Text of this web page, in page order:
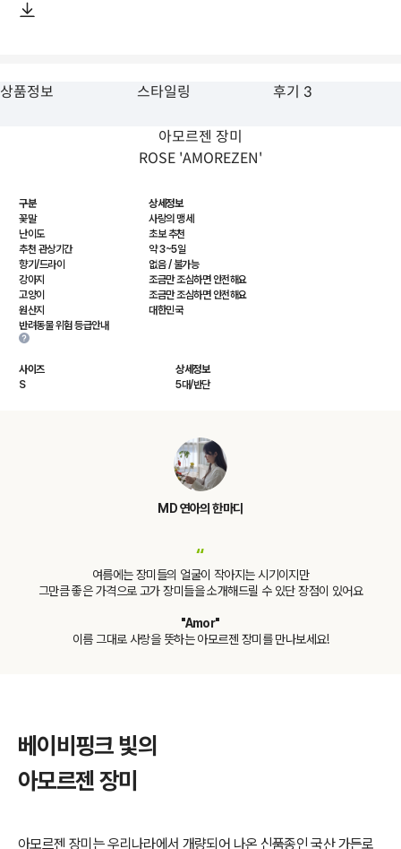
상품정보 스타일링 후기 3
아모르젠 장미
ROSE 'AMOREZEN'
구분
상세정보
꽃말
사랑의 맹세
난이도
초보 추천
추천 관상기간
약 3~5일
향기/드라이
없음 / 불가능
강아지
조금만 조심하면 안전해요
고양이
조금만 조심하면 안전해요
원산지
대한민국
반려동물 위험 등급안내
사이즈
상세정보
S
5대/반단
MD 연아의 한마디
“
여름에는 장미들의 얼굴이 작아지는 시기이지만
그만큼 좋은 가격으로 고가 장미들을 소개해드릴 수 있단 장점이 있어요
"Amor"
이름 그대로 사랑을 뜻하는 아모르젠 장미를 만나보세요!
베이비핑크 빛의
아모르젠 장미
아모르젠 장미는 우리나라에서 개량되어 나온 신품종인 국산 가든로